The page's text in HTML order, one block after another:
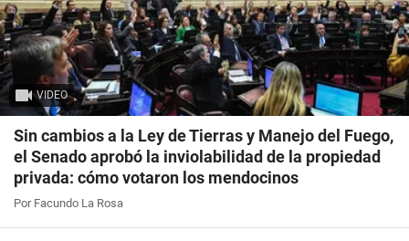
VIDEO
Sin cambios a la Ley de Tierras y Manejo del Fuego,
el Senado aprobó la inviolabilidad de la propiedad
privada: cómo votaron los mendocinos
Por Facundo La Rosa